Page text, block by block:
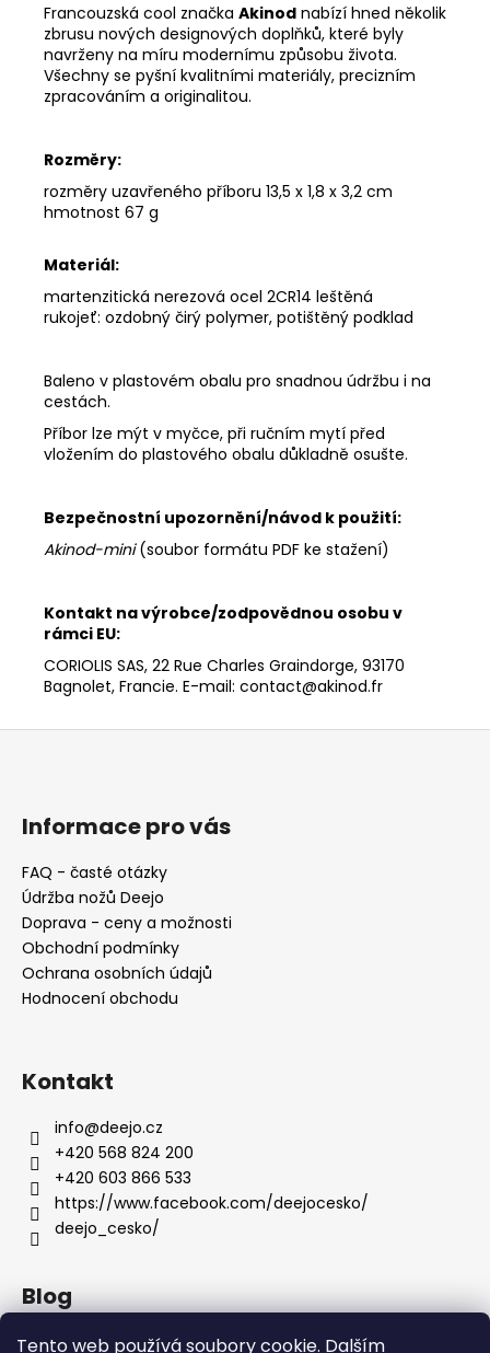
Tento web používá soubory cookie. Dalším
Francouzská cool značka Akinod nabízí hned několik
zbrusu nových designových doplňků, které byly
navrženy na míru modernímu způsobu života.
Všechny se pyšní kvalitními materiály, precizním
zpracováním a originalitou.
Rozměry:
rozměry uzavřeného příboru 13,5 x 1,8 x 3,2 cm
hmotnost 67 g
Materiál:
martenzitická nerezová ocel 2CR14 leštěná
rukojeť: ozdobný čirý polymer, potištěný podklad
Baleno v plastovém obalu pro snadnou údržbu i na
cestách.
Příbor lze mýt v myčce, při ručním mytí před
vložením do plastového obalu důkladně osušte.
Bezpečnostní upozornění/návod k použití:
Akinod-mini (soubor formátu PDF ke stažení)
Kontakt na výrobce/zodpovědnou osobu v
rámci EU:
CORIOLIS SAS, 22 Rue Charles Graindorge, 93170
Bagnolet, Francie. E-mail: contact@akinod.fr
Z
Informace pro vás
FAQ - časté otázky
Údržba nožů Deejo
Doprava - ceny a možnosti
Obchodní podmínky
Ochrana osobních údajů
Hodnocení obchodu
Kontakt
info@deejo.cz
+420 568 824 200
+420 603 866 533
https://www.facebook.com/deejocesko/
deejo_cesko/
Blog
Anatomie nožů Deejo